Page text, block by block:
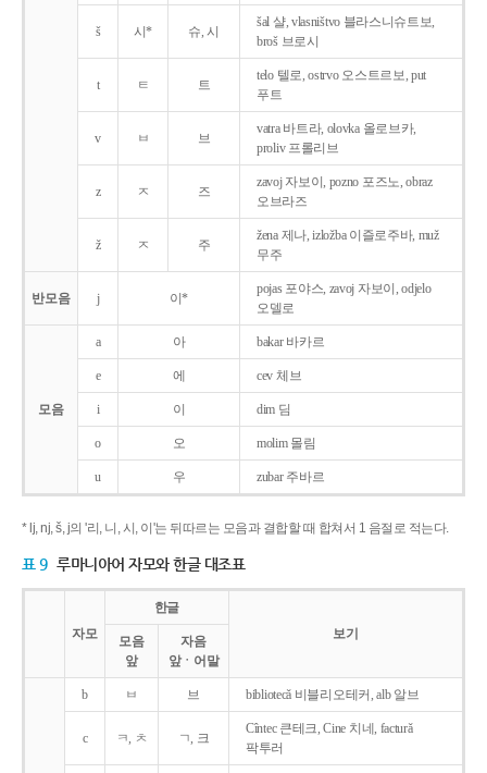
š 시* 슈, 시
šal 샬, vlasništvo 블라스니슈트보,
broš 브로시
t ㅌ 트
telo 텔로, ostrvo 오스트르보, put
푸트
v ㅂ 브
vatra 바트라, olovka 올로브카,
proliv 프롤리브
z ㅈ 즈
zavoj 자보이, pozno 포즈노, obraz
오브라즈
ž ㅈ 주
žena 제나, izložba 이즐로주바, muž
무주
반모음 j 이*
pojas 포야스, zavoj 자보이, odjelo
오델로
모음
a 아 bakar 바카르
e 에 cev 체브
i 이 dim 딤
o 오 molim 몰림
u 우 zubar 주바르
* lj, nj, š, j의 '리, 니, 시, 이'는 뒤따르는 모음과 결합할 때 합쳐서 1 음절로 적는다.
표 9 루마니아어 자모와 한글 대조표
자모
한글
보기
모음
앞
자음
앞ㆍ어말
b ㅂ 브 bibliotecǎ 비블리오테커, alb 알브
c ㅋ, ㅊ ㄱ, 크
Cîntec 큰테크, Cine 치네, facturǎ
팍투러